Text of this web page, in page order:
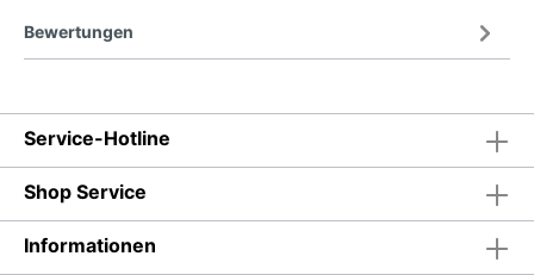
Bewertungen
Service-Hotline
Shop Service
Informationen